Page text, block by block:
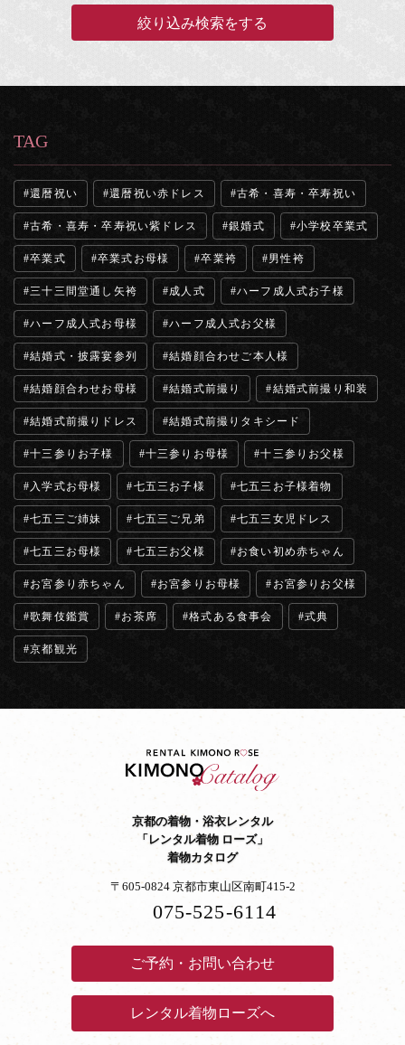
TAG
還暦祝い 還暦祝い赤ドレス 古希・喜寿・卒寿祝い
古希・喜寿・卒寿祝い紫ドレス 銀婚式 小学校卒業式
卒業式 卒業式お母様 卒業袴 男性袴
三十三間堂通し矢袴 成人式 ハーフ成人式お子様
ハーフ成人式お母様 ハーフ成人式お父様
結婚式・披露宴参列 結婚顔合わせご本人様
結婚顔合わせお母様 結婚式前撮り 結婚式前撮り和装
結婚式前撮りドレス 結婚式前撮りタキシード
十三参りお子様 十三参りお母様 十三参りお父様
入学式お母様 七五三お子様 七五三お子様着物
七五三ご姉妹 七五三ご兄弟 七五三女児ドレス
七五三お母様 七五三お父様 お食い初め赤ちゃん
お宮参り赤ちゃん お宮参りお母様 お宮参りお父様
歌舞伎鑑賞 お茶席 格式ある食事会 式典
京都観光
京都の着物・浴衣レンタル
「レンタル着物 ローズ」
着物カタログ
〒605-0824 京都市東山区南町415-2
075-525-6114
ご予約・お問い合わせ
レンタル着物ローズへ